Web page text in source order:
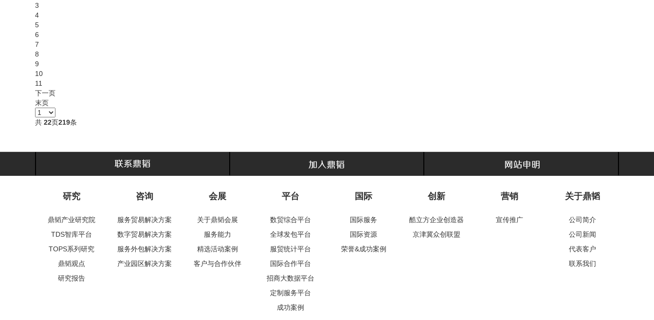
3
4
5
6
7
8
9
10
11
下一页
末页
共 22页219条
研究
鼎韬产业研究院
TDS智库平台
TOPS系列研究
鼎韬观点
研究报告
咨询
服务贸易解决方案
数字贸易解决方案
服务外包解决方案
产业园区解决方案
会展
关于鼎韬会展
服务能力
精选活动案例
客户与合作伙伴
平台
数贸综合平台
全球发包平台
服贸统计平台
国际合作平台
招商大数据平台
定制服务平台
成功案例
国际
国际服务
国际资源
荣誉&成功案例
创新
酷立方企业创造器
京津冀众创联盟
营销
宣传推广
关于鼎韬
公司简介
公司新闻
代表客户
联系我们